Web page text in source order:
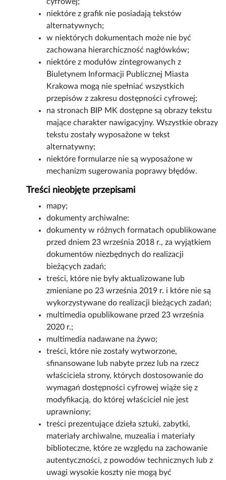
niektóre z grafik nie posiadają tekstów
alternatywnych;
w niektórych dokumentach może nie być
zachowana hierarchiczność nagłówków;
niektóre z modułów zintegrowanych z
Biuletynem Informacji Publicznej Miasta
Krakowa mogą nie spełniać wszystkich
przepisów z zakresu dostępności cyfrowej;
na stronach BIP MK dostępne są obrazy tekstu
mające charakter nawigacyjny. Wszystkie obrazy
tekstu zostały wyposażone w tekst
alternatywny;
niektóre formularze nie są wyposażone w
mechanizm sugerowania poprawy błędów.
Treści nieobjęte przepisami
mapy;
dokumenty archiwalne:
dokumenty w różnych formatach opublikowane
przed dniem 23 września 2018 r., za wyjątkiem
dokumentów niezbędnych do realizacji
bieżących zadań;
treści, które nie były aktualizowane lub
zmieniane po 23 września 2019 r. i które nie są
wykorzystywane do realizacji bieżących zadań;
multimedia opublikowane przed 23 września
2020 r.;
multimedia nadawane na żywo;
treści, które nie zostały wytworzone,
sfinansowane lub nabyte przez lub na rzecz
właściciela strony, których dostosowanie do
wymagań dostępności cyfrowej wiąże się z
modyfikacją, do której właściciel nie jest
uprawniony;
treści prezentujące dzieła sztuki, zabytki,
materiały archiwalne, muzealia i materiały
biblioteczne, które ze względu na zachowanie
autentyczności, z powodów technicznych lub z
uwagi wysokie koszty nie mogą być